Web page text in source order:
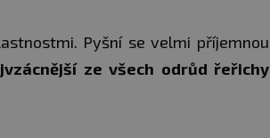
Pyšní se velmi příjemnou
ze všech odrůd řeřichy